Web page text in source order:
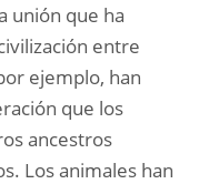
unión que ha
entre
ejemplo, han
que los
ancestros
Los animales han